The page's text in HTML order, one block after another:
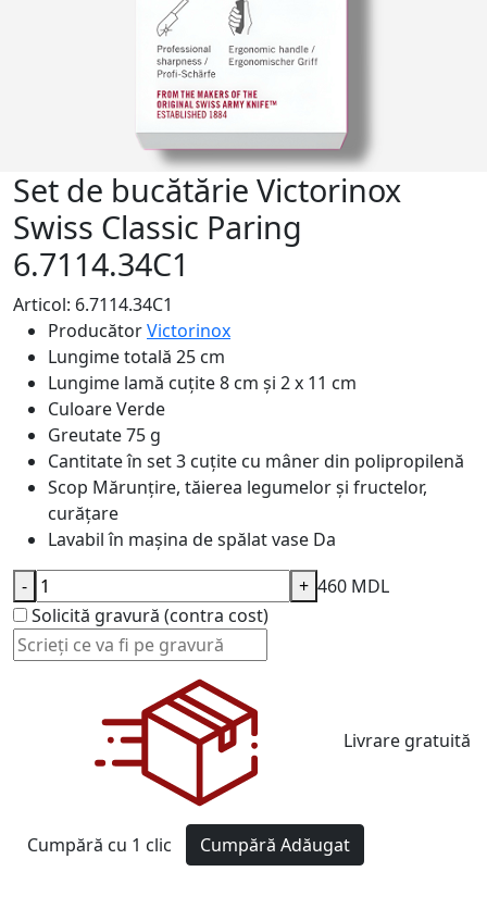
Set de bucătărie Victorinox
Swiss Classic Paring
6.7114.34C1
Articol: 6.7114.34C1
ProducătorVictorinox
Lungime totală 25 cm
Lungime lamă cuțite8 cm și 2 x 11 cm
CuloareVerde
Greutate75 g
Cantitate în set3 cuțite cu mâner din polipropilenă
Scop Mărunțire, tăierea legumelor și fructelor,
curățare
Lavabil în mașina de spălat vase Da
460 MDL
Solicită gravură (contra cost)
- +
Livrare gratuită
Cumpără cu 1 clic Cumpără Adăugat